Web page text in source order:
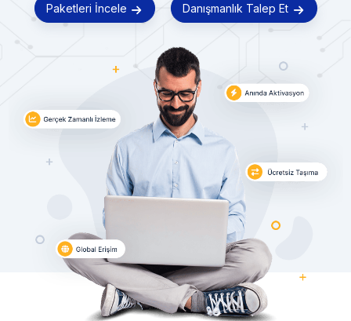
Paketleri İncele Danışmanlık Talep Et